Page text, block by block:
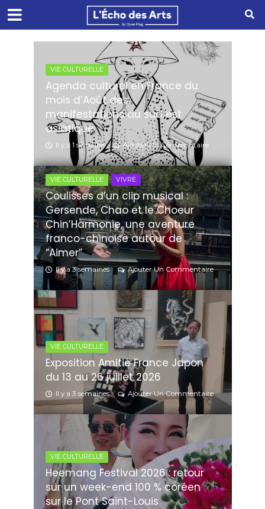
VIE CULTURELLE
Agenda culturel en France du
mois d’Août des
manifestations du sud est
asiatique
Il y a 1 semaine Ajouter Un Commentaire
VIE CULTURELLE VIVRE
Coulisses d’un clip musical :
Gersende, Chao et le Choeur
Chin’Harmonie, une aventure
franco-chinoise autour de
“Aimer”
Il y a 3 semaines Ajouter Un Commentaire
VIE CULTURELLE
Exposition Amitié France Japon
du 13 au 26 juillet 2026
Il y a 3 semaines Ajouter Un Commentaire
VIE CULTURELLE
Heemang Festival 2026 : retour
sur un week-end 100 % coréen
sur le Pont Saint-Louis